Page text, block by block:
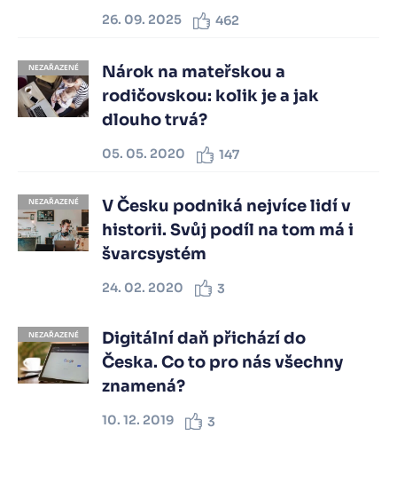
26. 09. 2025 462
NEZAŘAZENÉ
Nárok na mateřskou a
rodičovskou: kolik je a jak
dlouho trvá?
05. 05. 2020 147
NEZAŘAZENÉ
V Česku podniká nejvíce lidí v
historii. Svůj podíl na tom má i
švarcsystém
24. 02. 2020 3
NEZAŘAZENÉ
Digitální daň přichází do
Česka. Co to pro nás všechny
znamená?
10. 12. 2019 3